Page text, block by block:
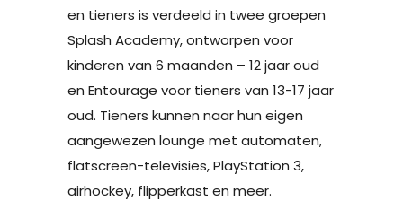
en tieners is verdeeld in twee groepen
Splash Academy, ontworpen voor
kinderen van 6 maanden – 12 jaar oud
en Entourage voor tieners van 13-17 jaar
oud. Tieners kunnen naar hun eigen
aangewezen lounge met automaten,
flatscreen-televisies, PlayStation 3,
airhockey, flipperkast en meer.